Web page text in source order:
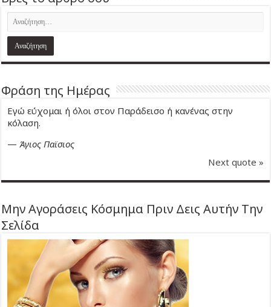
Φράση της Ημέρας
Εγώ εύχομαι ή όλοι στον Παράδεισο ή κανένας στην
κόλαση.
— Άγιος Παϊσιος
Next quote »
Μην Αγοράσεις Κόσμημα Πριν Δεις Αυτήν Την
Σελίδα